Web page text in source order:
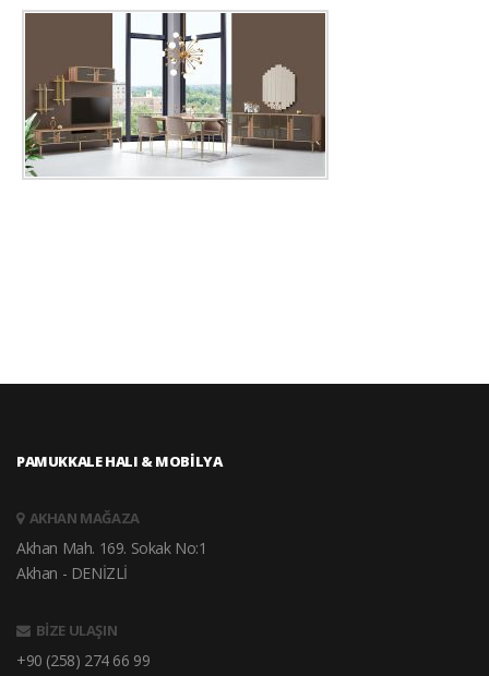
PAMUKKALE HALI & MOBİLYA
AKHAN MAĞAZA
Akhan Mah. 169. Sokak No:1
Akhan - DENİZLİ
BİZE ULAŞIN
+90 (258) 274 66 99